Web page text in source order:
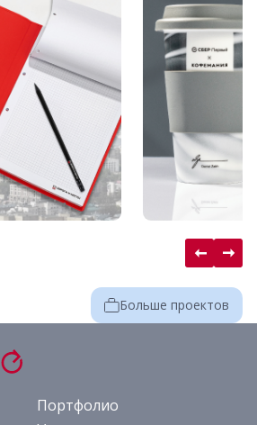
Больше проектов
Портфолио